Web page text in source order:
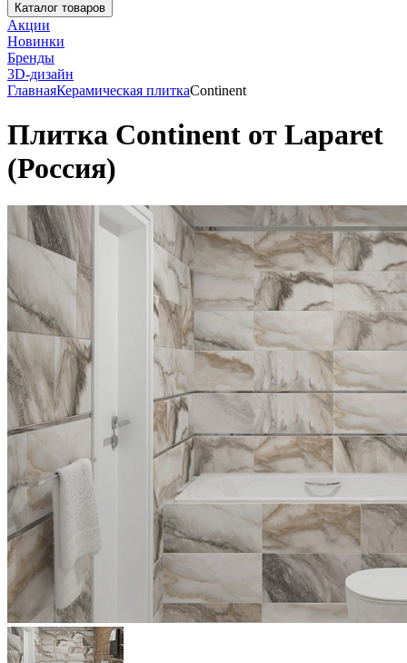
Каталог товаров
Акции
Новинки
Бренды
3D-дизайн
ГлавнаяКерамическая плиткаContinent
Плитка Continent от Laparet
(Россия)